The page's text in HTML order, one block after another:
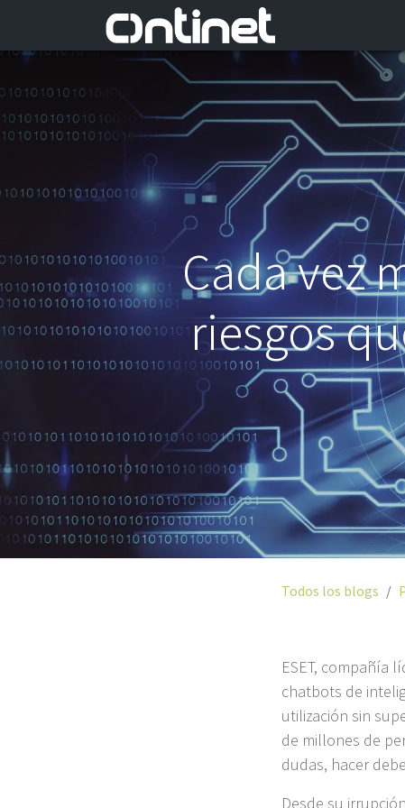
Cada vez
riesgos
Todos los blogs
ESET, compañía
chatbots de
utilización sin
de millones de
dudas, hacer
Desde su